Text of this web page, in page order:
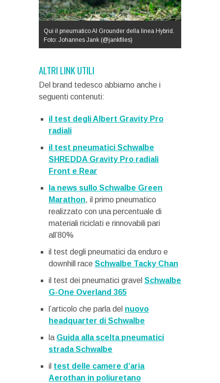
Qui il pneumatico Al Grounder della linea Hybrid.
Foto: Johannes Jank (@jankfiles)
ALTRI LINK UTILI
Del brand tedesco abbiamo anche i
seguenti contenuti:
il test degli Albert Gravity Pro
radiali
il test pneumatici Schwalbe
SHREDDA Gravity Pro radiali
Front e Rear
la news sullo Schwalbe Green
Marathon, il primo pneumatico
realizzato con una percentuale di
materiali riciclati e rinnovabili pari
all’80%
il test degli pneumatici da enduro e
downhill race Schwalbe Tacky Chan
il test dei pneumatici gravel Schwalbe
G-One Overland 365
l’articolo che parla del nuovo
headquarter di Schwalbe
la Guida alla scelta pneumatici
strada Schwalbe
il test delle camere d’aria
Aerothan in poliuretano